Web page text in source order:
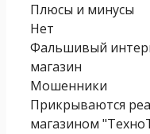
Плюсы и минусы
Нет
Фальшивый
магазин
Мошенники
Прикрываются
магазином